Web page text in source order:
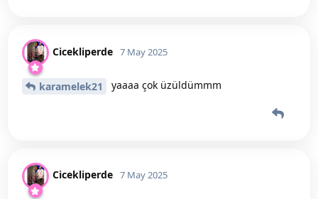
Cicekliperde 7 May 2025
karamelek21 yaaaa çok üzüldümmm
Cicekliperde 7 May 2025